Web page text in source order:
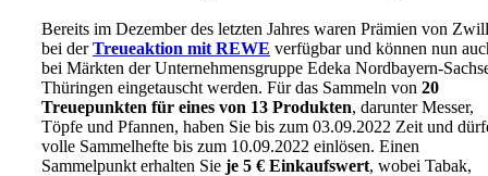
Bereits im Dezember des letzten Jahres waren Prämien von
bei derTreueaktion mit REWE verfügbar und können nun
bei Märkten der Unternehmensgruppe Edeka Nordbayern-
Thüringen eingetauscht werden. Für das Sammeln von 20
Treuepunkten für eines von 13 Produkten, darunter Messer,
Töpfe und Pfannen, haben Sie bis zum 03.09.2022 Zeit und
volle Sammelhefte bis zum 10.09.2022 einlösen. Einen
Sammelpunkt erhalten Sie je 5 € Einkaufswert, wobei Tabak,